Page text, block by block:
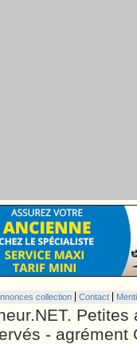
collection Contact
- agrément